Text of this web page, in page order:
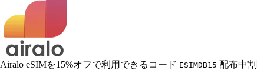
Airalo eSIMを15%オフで利用できるコード ESIMDB15 配布中割